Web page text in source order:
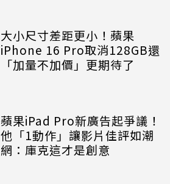
大小尺寸差距更小！蘋果
iPhone 16 Pro取消128GB還
「加量不加價」更期待了
蘋果iPad Pro新廣告起爭議！
他「1動作」讓影片佳評如潮
網：庫克這才是創意